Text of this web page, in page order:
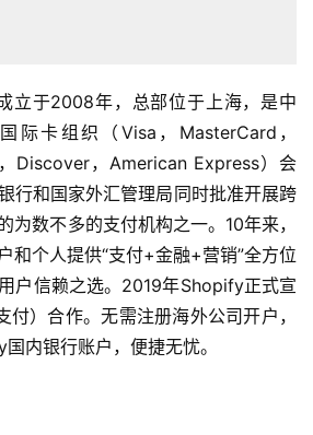
立于2008年，总部位于上海，是中
际卡组织（Visa，MasterCard，
Discover，American Express）会
行和国家外汇管理局同时批准开展跨
为数不多的支付机构之一。10年来，
和个人提供“支付+金融+营销”全方位
户信赖之选。2019年Shopify正式宣
）合作。无需注册海外公司开户，
内银行账户，便捷无忧。